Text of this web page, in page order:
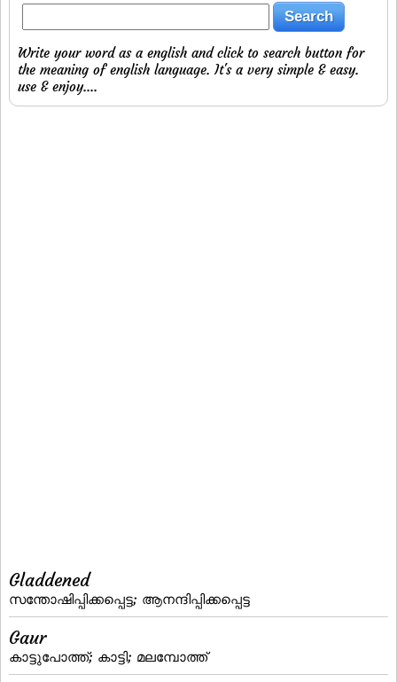
Write your word as a english and click to search button for
the meaning of english language. It's a very simple & easy.
use & enjoy....
Gladdened
സന്തോഷിപ്പിക്കപ്പെട്ട; ആനന്ദിപ്പിക്കപ്പെട്ട
Gaur
കാട്ടുപോത്ത്‌; കാട്ടി; മലമ്പോത്ത്‌